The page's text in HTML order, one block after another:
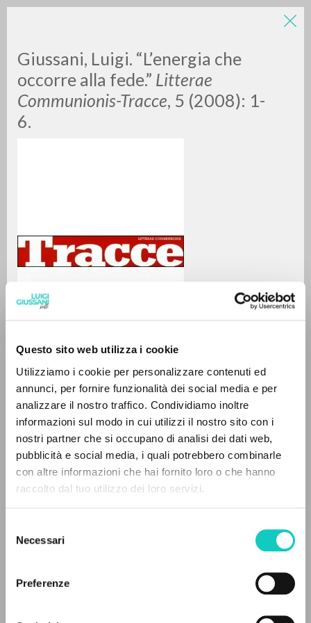
Questo sito web utilizza i cookie
Utilizziamo i cookie per personalizzare contenuti ed
annunci, per fornire funzionalità dei social media e per
analizzare il nostro traffico. Condividiamo inoltre
informazioni sul modo in cui utilizzi il nostro sito con i
nostri partner che si occupano di analisi dei dati web,
pubblicità e social media, i quali potrebbero combinarle
con altre informazioni che hai fornito loro o che hanno
raccolto dal tuo utilizzo dei loro servizi.
delNecessari
Preferenze
Giussani, Luigi. “L’energia che
occorre alla fede.” Litterae
Communionis-Tracce, 5 (2008): 1-
6.
Giussani Luigi Author
Italian
Litterae Communionis-Tracce
2008
Pages: 6
LATEST UPDATE
21/02/2020
LUIGI
GIUSSANI
0RESULTS FOUND
MORE RESULTS